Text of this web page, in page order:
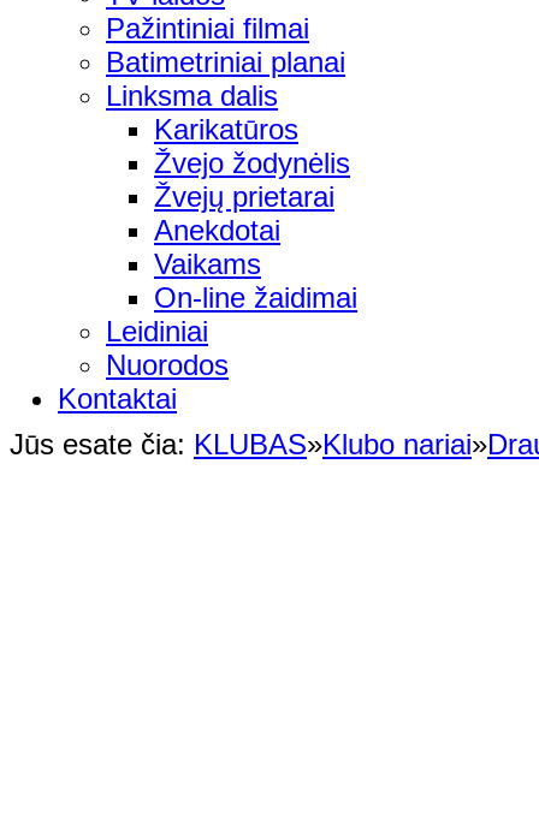
Pažintiniai filmai
Batimetriniai planai
Linksma dalis
Karikatūros
Žvejo žodynėlis
Žvejų prietarai
Anekdotai
Vaikams
On-line žaidimai
Leidiniai
Nuorodos
Kontaktai
Jūs esate čia: KLUBAS»Klubo nariai»